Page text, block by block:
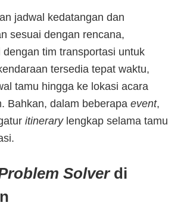
jadwal kedatangan dan
sesuai dengan rencana,
dengan tim transportasi untuk
tersedia tepat waktu,
tamu hingga ke lokasi acara
Bahkan, dalam beberapa event,
itinerarylengkap selama tamu
Solverdi